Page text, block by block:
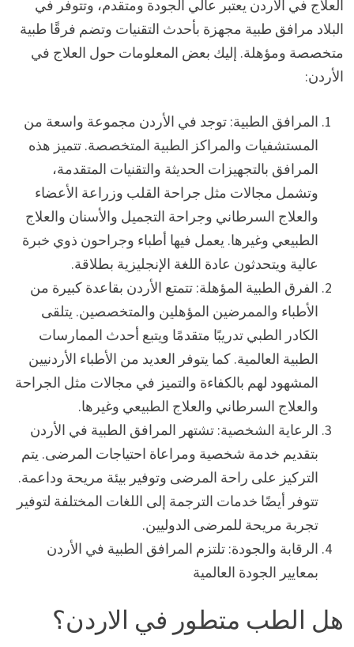
العلاج في الأردن يعتبر عالي الجودة ومتقدم، وتتوفر في
البلاد مرافق طبية مجهزة بأحدث التقنيات وتضم فرقًا طبية
متخصصة ومؤهلة. إليك بعض المعلومات حول العلاج في
الأردن:
المرافق الطبية: توجد في الأردن مجموعة واسعة من
المستشفيات والمراكز الطبية المتخصصة. تتميز هذه
المرافق بالتجهيزات الحديثة والتقنيات المتقدمة،
وتشمل مجالات مثل جراحة القلب وزراعة الأعضاء
والعلاج السرطاني وجراحة التجميل والأسنان والعلاج
الطبيعي وغيرها. يعمل فيها أطباء وجراحون ذوي خبرة
عالية ويتحدثون عادة اللغة الإنجليزية بطلاقة.
الفرق الطبية المؤهلة: تتمتع الأردن بقاعدة كبيرة من
الأطباء والممرضين المؤهلين والمتخصصين. يتلقى
الكادر الطبي تدريبًا متقدمًا ويتبع أحدث الممارسات
الطبية العالمية. كما يتوفر العديد من الأطباء الأردنيين
المشهود لهم بالكفاءة والتميز في مجالات مثل الجراحة
والعلاج السرطاني والعلاج الطبيعي وغيرها.
الرعاية الشخصية: تشتهر المرافق الطبية في الأردن
بتقديم خدمة شخصية ومراعاة احتياجات المرضى. يتم
التركيز على راحة المرضى وتوفير بيئة مريحة وداعمة.
تتوفر أيضًا خدمات الترجمة إلى اللغات المختلفة لتوفير
تجربة مريحة للمرضى الدوليين.
الرقابة والجودة: تلتزم المرافق الطبية في الأردن
بمعايير الجودة العالمية
هل الطب متطور في الاردن؟